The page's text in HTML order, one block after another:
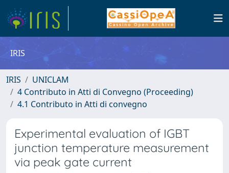
IRIS
IRIS
UNICLAM
4 Contributo in Atti di Convegno (Proceeding)
4.1 Contributo in Atti di convegno
Experimental evaluation of IGBT
junction temperature measurement
via peak gate current